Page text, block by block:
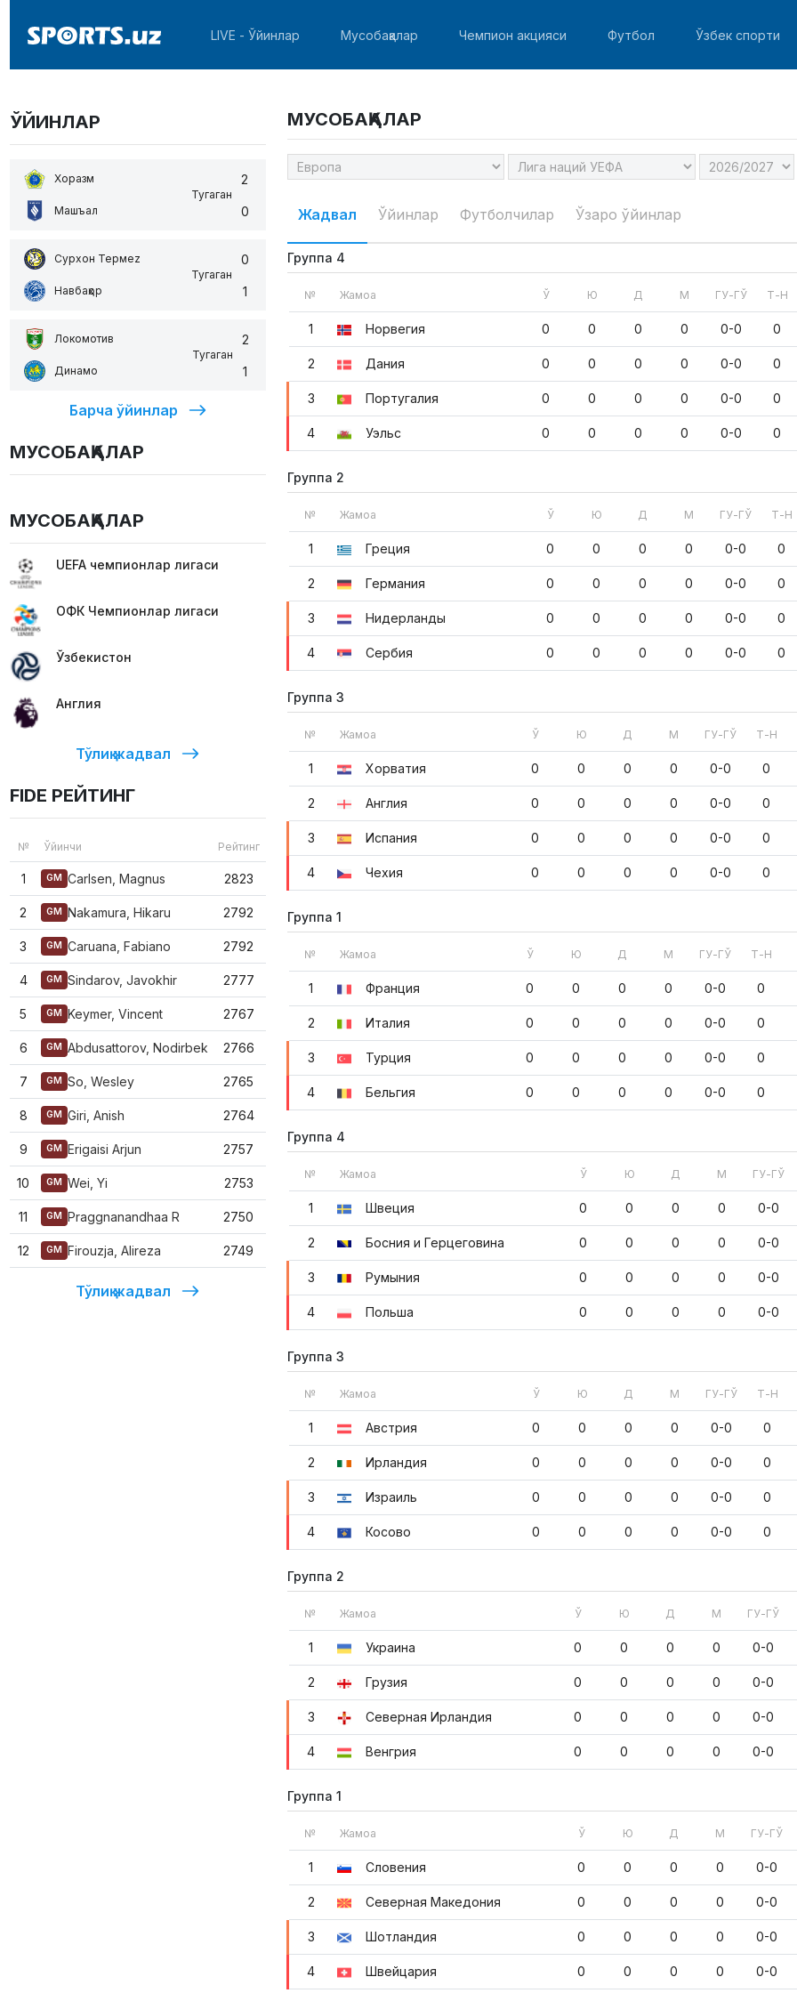
LIVE - Ўйинлар Мусобақалар Чемпион акцияси Футбол Ўзбек спорти
ЎЙИНЛАР
Хоразм
Машъал
Тугаган
2
0
Сурхон Термеz
Навбаҳор
Тугаган
0
1
Локомотив
Динамо
Тугаган
2
1
Барча ўйинлар
МУСОБАҚАЛАР
МУСОБАҚАЛАР
UEFA чемпионлар лигаси
ОФК Чемпионлар лигаси
Ўзбекистон
Англия
Тўлиқ жадвал
FIDE РЕЙТИНГ
№ Ўйинчи Рейтинг
1 GM Carlsen, Magnus 2823
2 GM Nakamura, Hikaru 2792
3 GM Caruana, Fabiano 2792
4 GM Sindarov, Javokhir 2777
5 GM Keymer, Vincent 2767
6 GM Abdusattorov, Nodirbek 2766
7 GM So, Wesley 2765
8 GM Giri, Anish 2764
9 GM Erigaisi Arjun 2757
10 GM Wei, Yi 2753
11 GM Praggnanandhaa R 2750
12 GM Firouzja, Alireza 2749
Тўлиқ жадвал
МУСОБАҚАЛАР
Жадвал Ўйинлар Футболчилар Ўзаро ўйинлар
Группа 4
№ Жамоа Ў Ю Д М ГУ-ГЎ Т-Н
1 Норвегия 0 0 0 0 0-0 0
2 Дания 0 0 0 0 0-0 0
3 Португалия 0 0 0 0 0-0 0
4 Уэльс 0 0 0 0 0-0 0
Группа 2
№ Жамоа Ў Ю Д М ГУ-ГЎ Т-Н
1 Греция 0 0 0 0 0-0 0
2 Германия 0 0 0 0 0-0 0
3 Нидерланды 0 0 0 0 0-0 0
4 Сербия 0 0 0 0 0-0 0
Группа 3
№ Жамоа Ў Ю Д М ГУ-ГЎ Т-Н
1 Хорватия 0 0 0 0 0-0 0
2 Англия 0 0 0 0 0-0 0
3 Испания 0 0 0 0 0-0 0
4 Чехия 0 0 0 0 0-0 0
Группа 1
№ Жамоа Ў Ю Д М ГУ-ГЎ Т-Н
1 Франция 0 0 0 0 0-0 0
2 Италия 0 0 0 0 0-0 0
3 Турция 0 0 0 0 0-0 0
4 Бельгия 0 0 0 0 0-0 0
Группа 4
№ Жамоа Ў Ю Д М ГУ-ГЎ
1 Швеция 0 0 0 0 0-0
2 Босния и Герцеговина 0 0 0 0 0-0
3 Румыния 0 0 0 0 0-0
4 Польша 0 0 0 0 0-0
Группа 3
№ Жамоа Ў Ю Д М ГУ-ГЎ Т-Н
1 Австрия 0 0 0 0 0-0 0
2 Ирландия 0 0 0 0 0-0 0
3 Израиль 0 0 0 0 0-0 0
4 Косово 0 0 0 0 0-0 0
Группа 2
№ Жамоа Ў Ю Д М ГУ-ГЎ
1 Украина 0 0 0 0 0-0
2 Грузия 0 0 0 0 0-0
3 Северная Ирландия 0 0 0 0 0-0
4 Венгрия 0 0 0 0 0-0
Группа 1
№ Жамоа Ў Ю Д М ГУ-ГЎ
1 Словения 0 0 0 0 0-0
2 Северная Македония 0 0 0 0 0-0
3 Шотландия 0 0 0 0 0-0
4 Швейцария 0 0 0 0 0-0